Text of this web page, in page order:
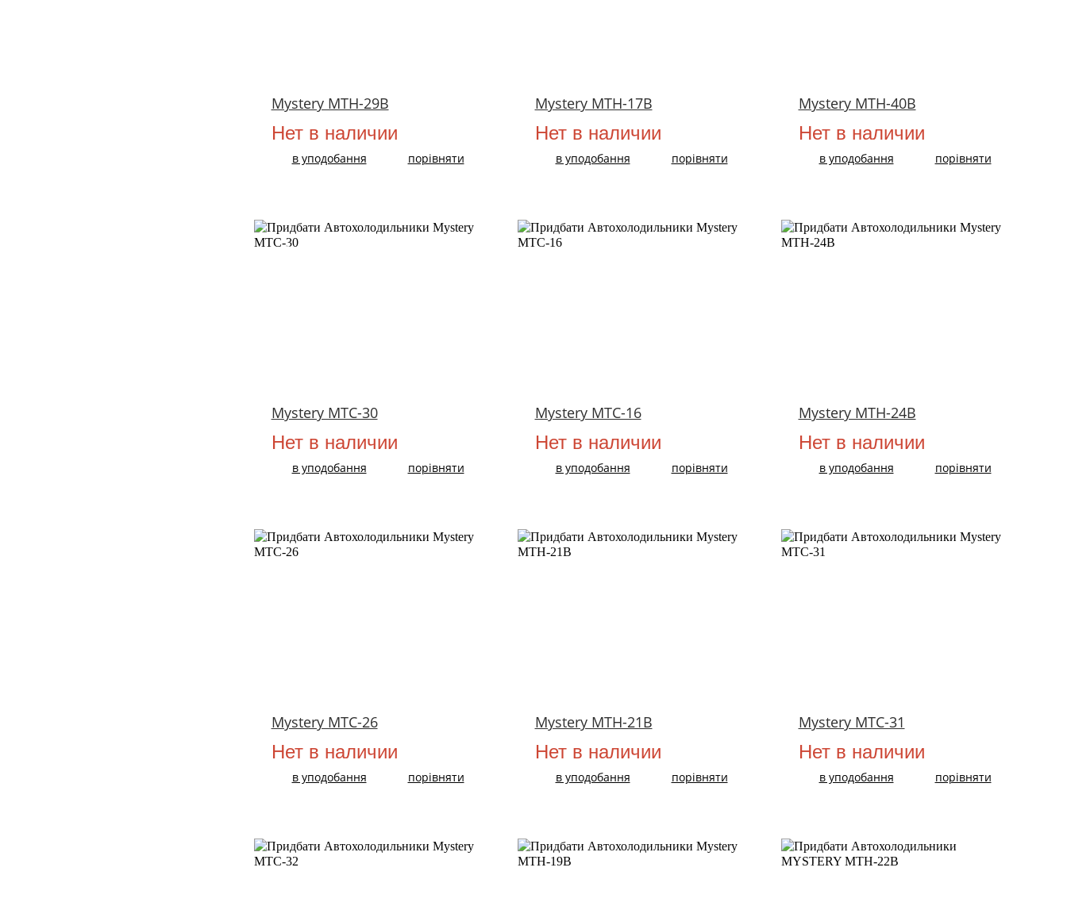
Mystery MTH-29B
Нет в наличии
в уподобання порівняти
Mystery MTH-17B
Нет в наличии
в уподобання порівняти
Mystery MTH-40B
Нет в наличии
в уподобання порівняти
Mystery MTC-30
Нет в наличии
в уподобання порівняти
Mystery MTC-16
Нет в наличии
в уподобання порівняти
Mystery MTH-24B
Нет в наличии
в уподобання порівняти
Mystery MTC-26
Нет в наличии
в уподобання порівняти
Mystery MTH-21B
Нет в наличии
в уподобання порівняти
Mystery MTC-31
Нет в наличии
в уподобання порівняти